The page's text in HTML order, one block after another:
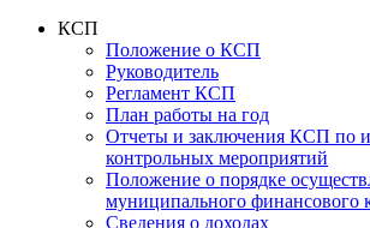
КСП
Положение о КСП
Руководитель
Регламент КСП
План работы на год
Отчеты и заключения КСП по
контрольных мероприятий
Положение о порядке
муниципального финансового
Сведения о доходах